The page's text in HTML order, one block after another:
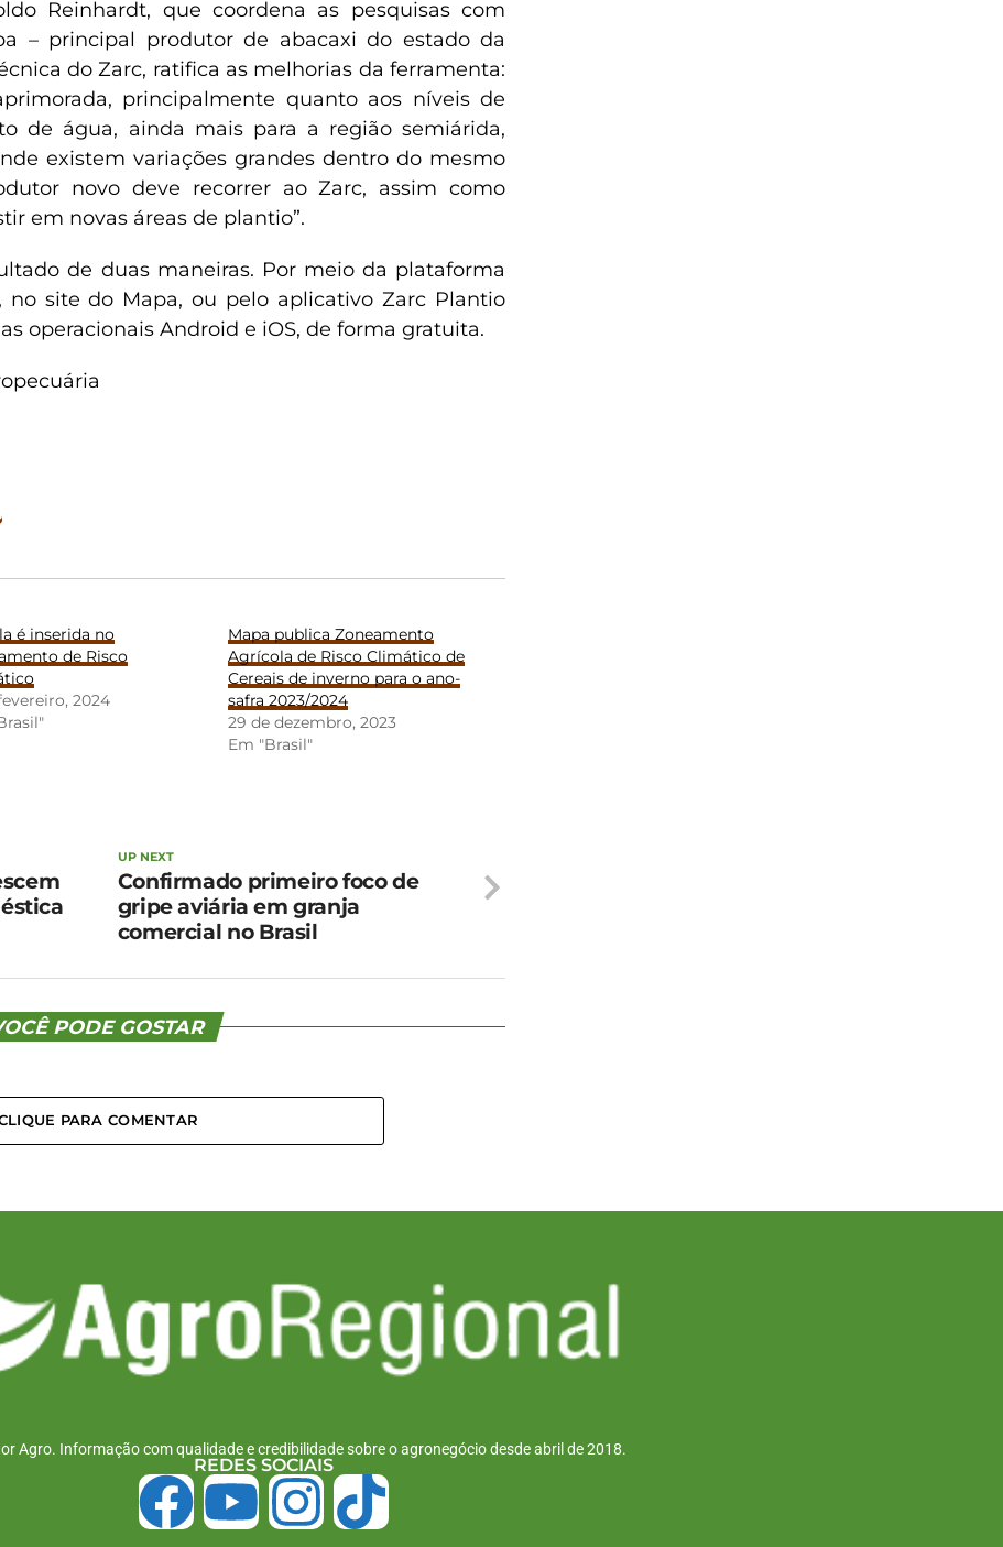
Reinhardt, que coordena as pesquisas com
– principal produtor de abacaxi do estado da
do Zarc, ratifica as melhorias da ferramenta:
principalmente quanto aos níveis de
de água, ainda mais para a região semiárida,
existem variações grandes dentro do mesmo
novo deve recorrer ao Zarc, assim como
em novas áreas de plantio”.
de duas maneiras. Por meio da plataforma
no site do Mapa, ou pelo aplicativo Zarc Plantio
operacionais Android e iOS, de forma gratuita.
é inserida no
de Risco
2024
Mapa publica Zoneamento
Agrícola de Risco Climático de
Cereais de inverno para o ano-
safra 2023/2024
29 de dezembro, 2023
Em "Brasil"
UP NEXT
Confirmado primeiro foco de
gripe aviária em granja
comercial no Brasil
PODE GOSTAR
PARA COMENTAR
Agro. Informação com qualidade e credibilidade sobre o agronegócio desde abril de 2018.
REDES SOCIAIS